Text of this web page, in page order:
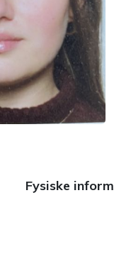
Fysiske